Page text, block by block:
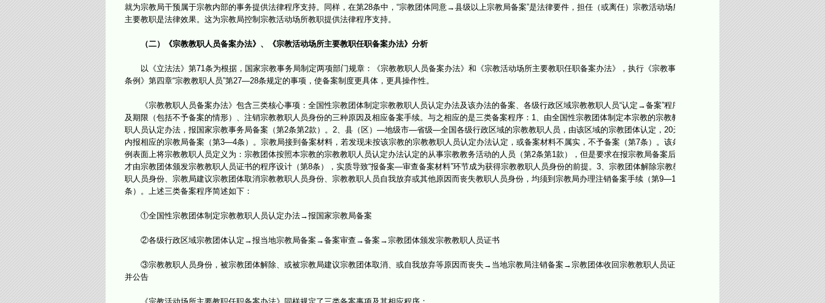
就为宗教局干预属于宗教内部的事务提供法律程序支持。同样，在第28条中，“宗教团体同意→县级以上宗教局备案”是法律要件，担任（或离任）宗教活动场所
主要教职是法律效果。这为宗教局控制宗教活动场所教职提供法律程序支持。
（二）《宗教教职人员备案办法》、《宗教活动场所主要教职任职备案办法》分析
以《立法法》第71条为根据，国家宗教事务局制定两项部门规章：《宗教教职人员备案办法》和《宗教活动场所主要教职任职备案办法》，执行《宗教事务
条例》第四章“宗教教职人员”第27—28条规定的事项，使备案制度更具体，更具操作性。
《宗教教职人员备案办法》包含三类核心事项：全国性宗教团体制定宗教教职人员认定办法及该办法的备案、各级行政区域宗教教职人员“认定→备案”程序
及期限（包括不予备案的情形）、注销宗教教职人员身份的三种原因及相应备案手续。与之相应的是三类备案程序：1、由全国性宗教团体制定本宗教的宗教教
职人员认定办法，报国家宗教事务局备案（第2条第2款）。2、县（区）—地级市—省级—全国各级行政区域的宗教教职人员，由该区域的宗教团体认定，20天
内报相应的宗教局备案（第3—4条）。宗教局接到备案材料，若发现未按该宗教的宗教教职人员认定办法认定，或备案材料不属实，不予备案（第7条）。该条
例表面上将宗教教职人员定义为：宗教团体按照本宗教的宗教教职人员认定办法认定的从事宗教教务活动的人员（第2条第1款），但是要求在报宗教局备案后，
才由宗教团体颁发宗教教职人员证书的程序设计（第8条），实质导致“报备案—审查备案材料”环节成为获得宗教教职人员身份的前提。3、宗教团体解除宗教教
职人员身份、宗教局建议宗教团体取消宗教教职人员身份、宗教教职人员自我放弃或其他原因而丧失教职人员身份，均须到宗教局办理注销备案手续（第9—11
条）。上述三类备案程序简述如下：
①全国性宗教团体制定宗教教职人员认定办法→报国家宗教局备案
②各级行政区域宗教团体认定→报当地宗教局备案→备案审查→备案→宗教团体颁发宗教教职人员证书
③宗教教职人员身份，被宗教团体解除、或被宗教局建议宗教团体取消、或自我放弃等原因而丧失→当地宗教局注销备案→宗教团体收回宗教教职人员证书
并公告